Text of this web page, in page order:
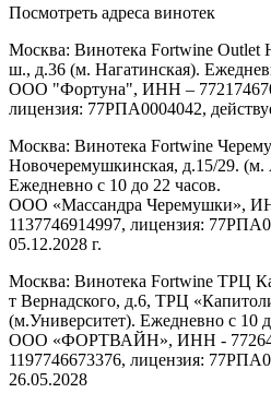
Посмотреть адреса винотек
Москва: Винотека Fortwine Outlet
ш., д.36 (м. Нагатинская).
ООО "Фортуна", ИНН –
лицензия: 77РПА0004042,
Москва: Винотека Fortwine
Новочеремушкинская, д.15/29. (м.
Ежедневно с 10 до 22 часов.
ООО «Массандра Черемушки»,
1137746914997, лицензия:
05.12.2028 г.
Москва: Винотека Fortwine ТРЦ
т Вернадского, д.6, ТРЦ
(м.Университет). Ежедневно с 10
ООО «ФОРТВАЙН», ИНН -
1197746673376, лицензия:
26.05.2028